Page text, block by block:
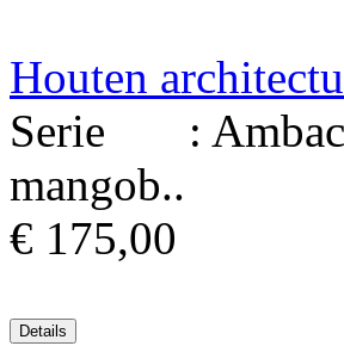
Houten
Serie :
mangob..
€ 175,00